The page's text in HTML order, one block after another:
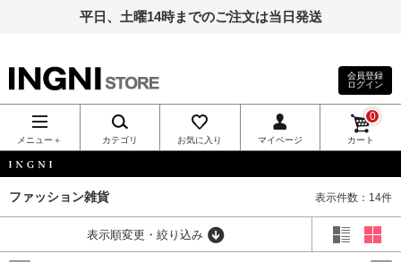
平日、土曜14時までのご注文は当日発送
INGNI（イン
グ）公式通
販｜INGNI
STORE
会員登録
ログイン
メニュー＋ カテゴリ お気に入り マイページ カート
0
ファッション雑貨 表示件数：14件
表示順変更・絞り込み